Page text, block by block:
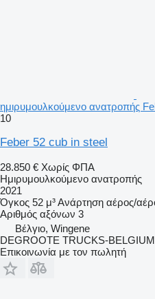
ημιρυμουλκούμενο ανατροπής
10
Feber 52 cub in steel
28.850 € Χωρίς ΦΠΑ
Ημιρυμουλκούμενο ανατροπής
2021
Όγκος 52 μ³Ανάρτηση αέρος/
Αριθμός αξόνων 3
Βέλγιο, Wingene
DEGROOTE TRUCKS-BELGIUM
Επικοινωνία με τον πωλητή